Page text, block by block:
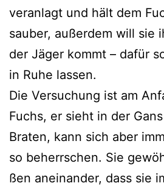
ver­an­lagt und hält dem
sau­ber, außer­dem will sie
der Jäger kommt – dafür
in Ruhe lassen.
Die Versuchung ist am
Fuchs, er sieht in der
Braten, kann sich aber
so beherr­schen. Sie
ßen anein­an­der, dass sie